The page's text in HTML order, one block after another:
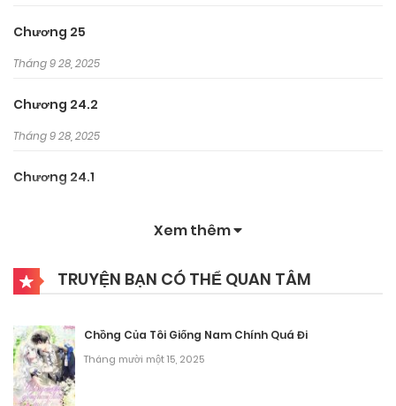
Chương 25
Tháng 9 28, 2025
Chương 24.2
Tháng 9 28, 2025
Chương 24.1
Tháng 9 28, 2025
Chương 23
Tháng 9 28, 2025
Chương 22
Xem thêm
TRUYỆN BẠN CÓ THỂ QUAN TÂM
Chồng Của Tôi Giống Nam Chính Quá Đi
Tháng mười một 15, 2025